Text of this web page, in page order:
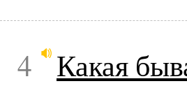
4 Какая